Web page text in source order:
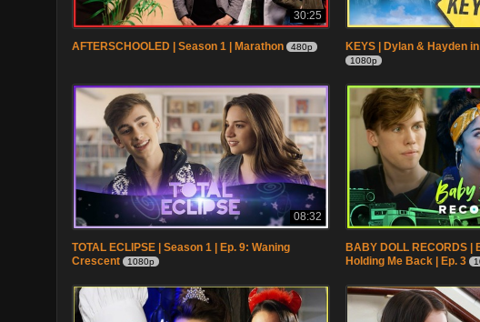
30:25
AFTERSCHOOLED | Season 1 | Marathon 480p KEYS | Dylan & Hayden
1080p
08:32
TOTAL ECLIPSE | Season 1 | Ep. 9: Waning
Crescent
1080p
BABY DOLL RECORDS
Holding Me Back | Ep. 3